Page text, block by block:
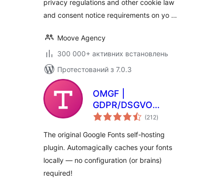
Law
privacy regulations and other cookie law
and consent notice requirements on yo …
Moove Agency
300 000+ активних встановлень
Протестований з 7.0.3
OMGF |
GDPR/DSGVO
Compliant, Faster
(212загальний
рейтинг
)
The original Google Fonts self-hosting
plugin. Automagically caches your fonts
locally — no configuration (or brains)
required!